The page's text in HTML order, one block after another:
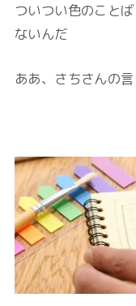
ついつい色のこと
ないんだ
ああ、さちさんの